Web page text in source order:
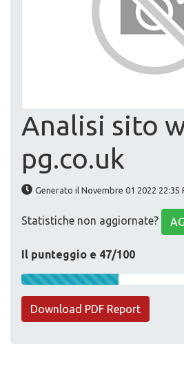
Analisi sito
pg.co.uk
Generato il Novembre 01 2022 22:35
Statistiche non aggiornate?
Il punteggio e 47/100
Download PDF Report